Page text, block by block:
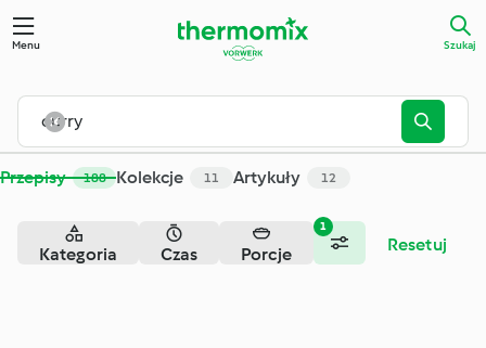
Menu Szukaj
Przepisy 188 Kolekcje 11 Artykuły 12
1
Kategoria Czas Porcje Resetuj
Szukaj - Cookidoo® – oficjalna platforma z przepisami na